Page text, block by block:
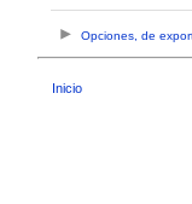
Opciones, de
Inicio